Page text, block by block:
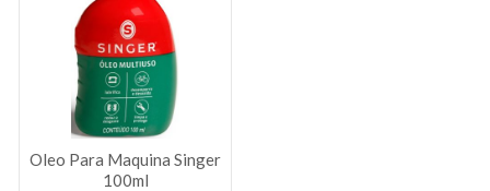
Oleo Para Maquina Singer
100ml